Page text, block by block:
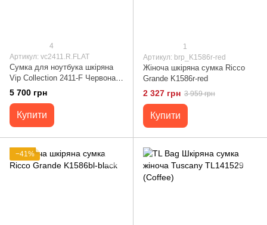
4
Артикул: vc2411.R.FLAT
Сумка для ноутбука шкіряна
Vip Collection 2411-F Червона
2411.R.FLAT
5 700 грн
Купити
1
Артикул: brp_K1586r-red
Жіноча шкіряна сумка Ricco
Grande K1586r-red
2 327 грн 3 959 грн
Купити
−41%